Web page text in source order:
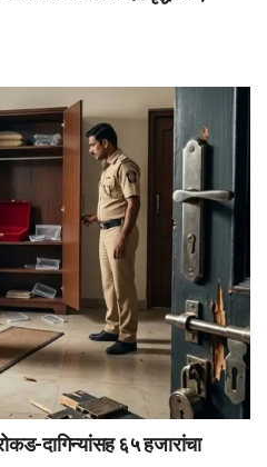
दागिन्यांसह ६५ हजारांचा